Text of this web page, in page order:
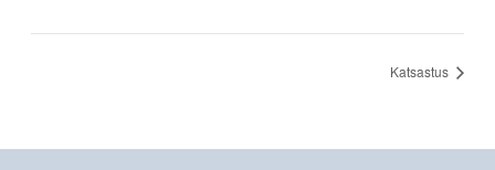
Katsastus